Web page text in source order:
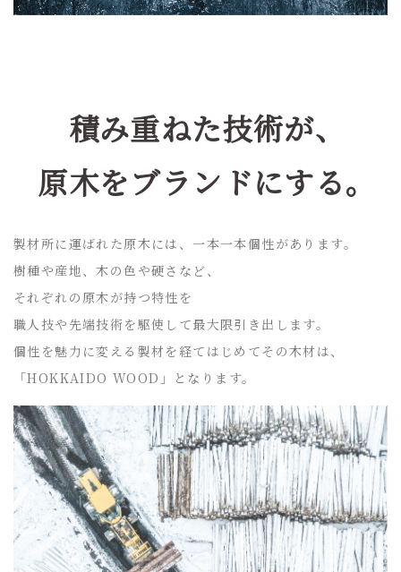
積み重ねた技術が、
原木をブランドにする。
製材所に運ばれた原木には、一本一本個性があります。
樹種や産地、木の色や硬さなど、
それぞれの原木が持つ特性を
職人技や先端技術を駆使して最大限引き出します。
個性を魅力に変える製材を経てはじめてその木材は、
「HOKKAIDO WOOD」となります。